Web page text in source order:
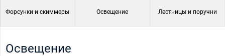
Форсунки и скиммеры Освещение Лестницы и поручни
Освещение